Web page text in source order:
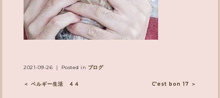
2021-09-26 ｜ Posted in ブログ
＜ ベルギー生活 ４４ C’est bon 17 ＞